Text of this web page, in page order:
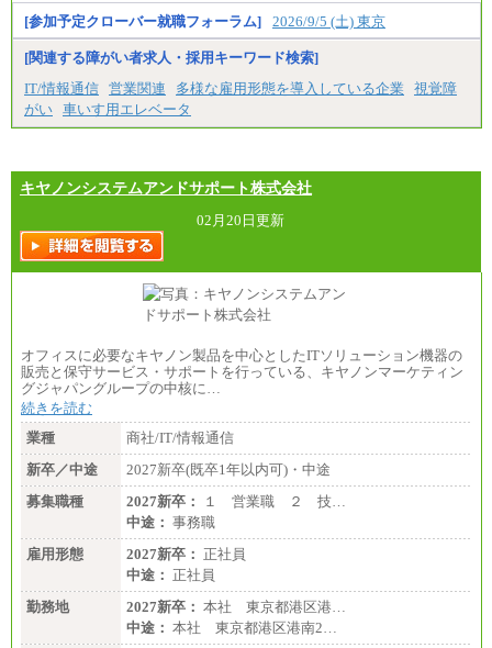
[参加予定クローバー就職フォーラム] 2026/9/5 (土) 東京
[関連する障がい者求人・採用キーワード検索]
IT/情報通信 営業関連 多様な雇用形態を導入している企業
視覚障
がい 車いす用エレベータ
キヤノンシステムアンドサポート株式会社
02月20日更新
オフィスに必要なキヤノン製品を中心としたITソリューション機器の
販売と保守サービス・サポートを行っている、キヤノンマーケティン
グジャパングループの中核に…
続きを読む
業種
商社/IT/情報通信
新卒／中途
2027新卒(既卒1年以内可)・中途
募集職種
2027新卒：
１ 営業職 ２ 技…
中途： 事務職
雇用形態
2027新卒： 正社員
中途： 正社員
勤務地
2027新卒： 本社 東京都港区港…
中途： 本社 東京都港区港南2…